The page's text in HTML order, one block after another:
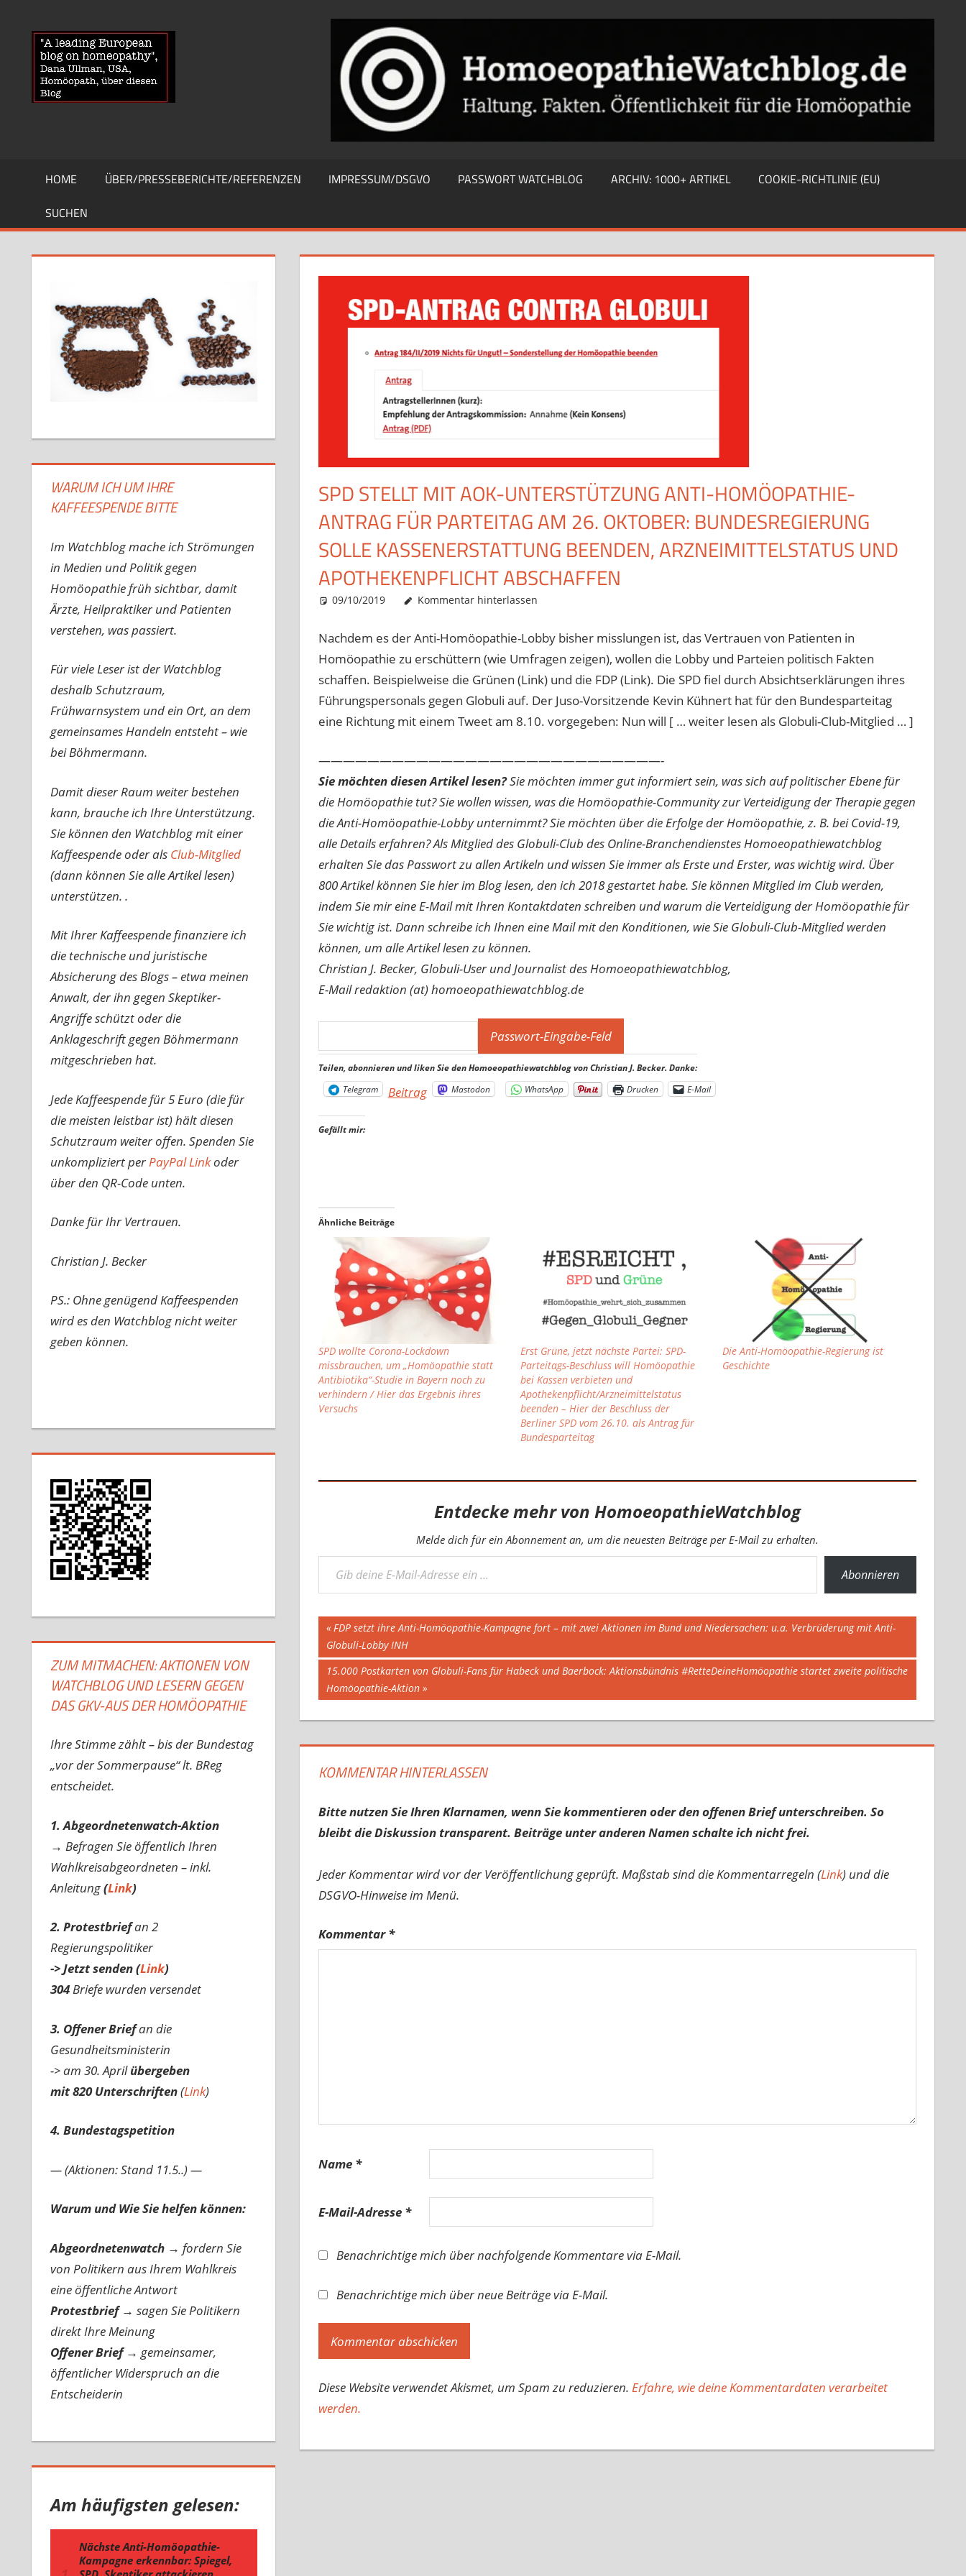
springen
HOMOEOPATHIEWATCHBLOG
News
über
Homöopathie
und
Globuli-
HOME ÜBER/PRESSEBERICHTE/REFERENZEN IMPRESSUM/DSGVO PASSWORT WATCHBLOG ARCHIV: 1000+ ARTIKEL
COOKIE-RICHTLINIE (EU)
SUCHEN
SPD STELLT MIT AOK-UNTERSTÜTZUNG ANTI-HOMÖOPATHIE-
ANTRAG FÜR PARTEITAG AM 26. OKTOBER: BUNDESREGIERUNG
SOLLE KASSENERSTATTUNG BEENDEN, ARZNEIMITTELSTATUS UND
APOTHEKENPFLICHT ABSCHAFFEN
09/10/2019 Christian J. Becker
Allgemein
Kommentar hinterlassen
Nachdem es der Anti-Homöopathie-Lobby bisher misslungen ist, das Vertrauen von Patienten in
Homöopathie zu erschüttern (wie Umfragen zeigen), wollen die Lobby und Parteien politisch Fakten
schaffen. Beispielweise die Grünen (Link) und die FDP (Link). Die SPD fiel durch Absichtserklärungen ihres
Führungspersonals gegen Globuli auf. Der Juso-Vorsitzende Kevin Kühnert hat für den Bundesparteitag
eine Richtung mit einem Tweet am 8.10. vorgegeben: Nun will [ … weiter lesen als Globuli-Club-Mitglied … ]
————————————————————————————-
Sie möchten diesen Artikel lesen?Sie möchten immer gut informiert sein, was sich auf politischer Ebene für
die Homöopathie tut? Sie wollen wissen, was die Homöopathie-Community zur Verteidigung der Therapie gegen
die Anti-Homöopathie-Lobby unternimmt? Sie möchten über die Erfolge der Homöopathie, z. B. bei Covid-19,
alle Details erfahren? Als Mitglied des Globuli-Club des Online-Branchendienstes Homoeopathiewatchblog
erhalten Sie das Passwort zu allen Artikeln und wissen Sie immer als Erste und Erster, was wichtig wird. Über
800 Artikel können Sie hier im Blog lesen, den ich 2018 gestartet habe. Sie können Mitglied im Club werden,
indem Sie mir eine E-Mail mit Ihren Kontaktdaten schreiben und warum die Verteidigung der Homöopathie für
Sie wichtig ist. Dann schreibe ich Ihnen eine Mail mit den Konditionen, wie Sie Globuli-Club-Mitglied werden
können, um alle Artikel lesen zu können.
Christian J. Becker, Globuli-User und Journalist des Homoeopathiewatchblog,
E-Mail redaktion (at) homoeopathiewatchblog.de
Teilen, abonnieren und liken Sie den Homoeopathiewatchblog von Christian J. Becker. Danke:
Telegram
Beitrag Mastodon WhatsApp Drucken E-Mail
Gefällt mir:
Ähnliche Beiträge
SPD wollte Corona-Lockdown
missbrauchen, um „Homöopathie statt
Antibiotika“-Studie in Bayern noch zu
verhindern / Hier das Ergebnis ihres
Versuchs
Erst Grüne, jetzt nächste Partei: SPD-
Parteitags-Beschluss will Homöopathie
bei Kassen verbieten und
Apothekenpflicht/Arzneimittelstatus
beenden – Hier der Beschluss der
Berliner SPD vom 26.10. als Antrag für
Bundesparteitag
Die Anti-Homöopathie-Regierung ist
Geschichte
Entdecke mehr von HomoeopathieWatchblog
Melde dich für ein Abonnement an, um die neuesten Beiträge per E-Mail zu erhalten.
Gib deine E-Mail-Adresse ein ...
Abonnieren
Beitragsnavigation
Vorheriger
Beitrag:
FDP setzt ihre Anti-Homöopathie-Kampagne fort – mit zwei Aktionen im Bund und Niedersachen: u.a. Verbrüderung mit Anti-
Globuli-Lobby INH
Nächster
Beitrag:
15.000 Postkarten von Globuli-Fans für Habeck und Baerbock: Aktionsbündnis #RetteDeineHomöopathie startet zweite politische
Homöopathie-Aktion
KOMMENTAR HINTERLASSEN
Bitte nutzen Sie Ihren Klarnamen, wenn Sie kommentieren oder den offenen Brief unterschreiben. So
bleibt die Diskussion transparent. Beiträge unter anderen Namen schalte ich nicht frei.
Jeder Kommentar wird vor der Veröffentlichung geprüft. Maßstab sind die Kommentarregeln (Link) und die
DSGVO-Hinweise im Menü.
Kommentar*
Name *
E-Mail-Adresse *
Benachrichtige mich über nachfolgende Kommentare via E-Mail.
Benachrichtige mich über neue Beiträge via E-Mail.
Diese Website verwendet Akismet, um Spam zu reduzieren. Erfahre, wie deine Kommentardaten verarbeitet
werden.
WARUM ICH UM IHRE
KAFFEESPENDE BITTE
Im Watchblog mache ich Strömungen
in Medien und Politik gegen
Homöopathie früh sichtbar, damit
Ärzte, Heilpraktiker und Patienten
verstehen, was passiert.
Für viele Leser ist der Watchblog
deshalb Schutzraum,
Frühwarnsystem und ein Ort, an dem
gemeinsames Handeln entsteht – wie
bei Böhmermann.
Damit dieser Raum weiter bestehen
kann, brauche ich Ihre Unterstützung.
Sie können den Watchblog mit einer
Kaffeespende oder als Club-Mitglied
(dann können Sie alle Artikel lesen)
unterstützen. .
Mit Ihrer Kaffeespende finanziere ich
die technische und juristische
Absicherung des Blogs – etwa meinen
Anwalt, der ihn gegen Skeptiker-
Angriffe schützt oder die
Anklageschrift gegen Böhmermann
mitgeschrieben hat.
Jede Kaffeespende für 5 Euro (die für
die meisten leistbar ist) hält diesen
Schutzraum weiter offen. Spenden Sie
unkompliziert perPayPal Linkoder
über den QR-Code unten.
Danke für Ihr Vertrauen.
Christian J. Becker
PS.: Ohne genügend Kaffeespenden
wird es den Watchblog nicht weiter
geben können.
ZUM MITMACHEN: AKTIONEN VON
WATCHBLOG UND LESERN GEGEN
DAS GKV-AUS DER HOMÖOPATHIE
Ihre Stimme zählt – bis der Bundestag
„vor der Sommerpause“ lt. BReg
entscheidet.
1. Abgeordnetenwatch-Aktion
→ Befragen Sie öffentlich Ihren
Wahlkreisabgeordneten – inkl.
Anleitung(Link)
2. Protestbriefan 2
Regierungspolitiker
-> Jetzt senden (Link)
304Briefe wurden versendet
3. Offener Briefan die
Gesundheitsministerin
-> am 30. Aprilübergeben
mit 820 Unterschriften(Link)
4. Bundestagspetition
— (Aktionen: Stand 11.5..) —
Warum und Wie Sie helfen können:
Abgeordnetenwatch → fordern Sie
von Politikern aus Ihrem Wahlkreis
eine öffentliche Antwort
Protestbrief → sagen Sie Politikern
direkt Ihre Meinung
Offener Brief → gemeinsamer,
öffentlicher Widerspruch an die
Entscheiderin
Am häufigsten gelesen: